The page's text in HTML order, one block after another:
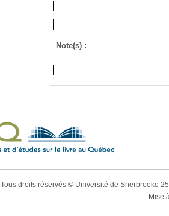
Note(s) :
Tous droits réservés © Université de Sherbrooke
Mise